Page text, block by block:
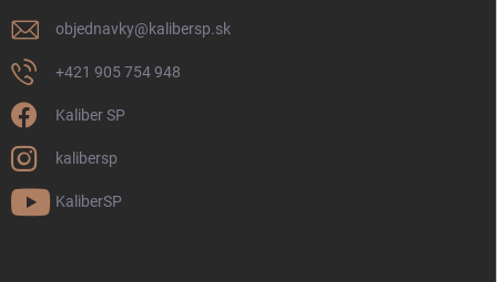
objednavky@kalibersp.sk
+421 905 754 948
Kaliber SP
kalibersp
KaliberSP